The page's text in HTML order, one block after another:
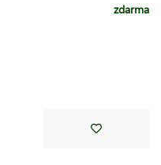
zdarma